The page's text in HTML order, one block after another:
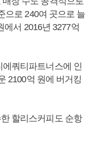
으로 240여 곳으로 늘
에서 2016년 3277억
쿼티파트너스에 인
2100억 원에 버거킹
할리스커피도 순항